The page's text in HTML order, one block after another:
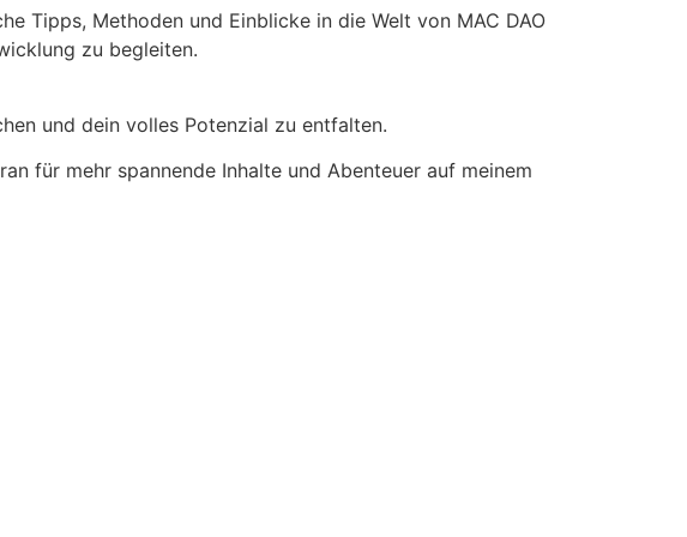
Tipps, Methoden und Einblicke in die Welt von MAC DAO
zu begleiten.
und dein volles Potenzial zu entfalten.
für mehr spannende Inhalte und Abenteuer auf meinem